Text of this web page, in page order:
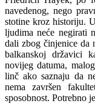
navedenog, nego
stotine kroz historiju.
ljudima neće negirati
dali zbog činjenice da
balkanskoj državici
novijeg datuma,
linč ako saznaju da
nema završen
sposobnost. Potrebno